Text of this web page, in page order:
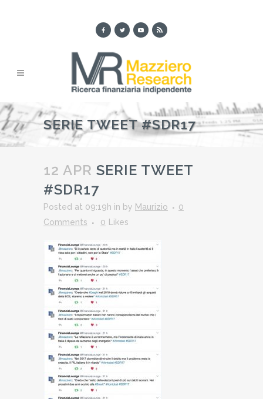
SERIE TWEET #SDR17
12 APR SERIE TWEET
#SDR17
Posted at 09:19h in by Maurizio
0
Comments
0 Likes